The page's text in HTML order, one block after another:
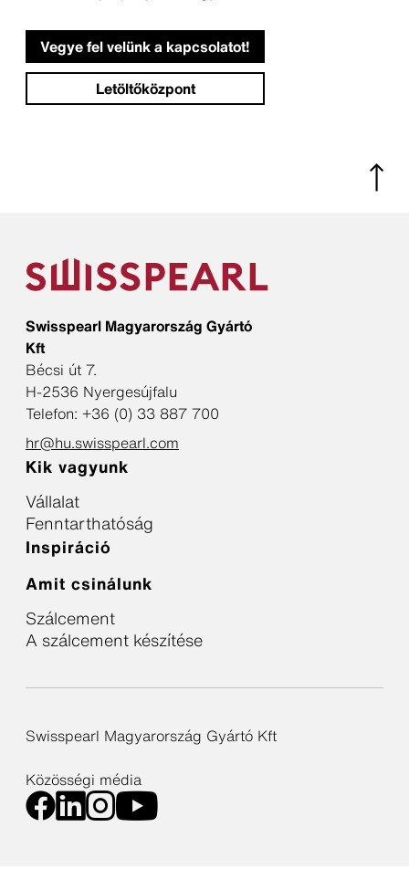
Vegye fel velünk a kapcsolatot!
Letöltőközpont
Swisspearl Magyarország Gyártó
Kft
Bécsi út 7.
H-2536 Nyergesújfalu
Telefon: +36 (0) 33 887 700
hr@hu.swisspearl.com
Kik vagyunk
Vállalat
Fenntarthatóság
Inspiráció
Amit csinálunk
Szálcement
A szálcement készítése
Swisspearl Magyarország Gyártó Kft
Közösségi média